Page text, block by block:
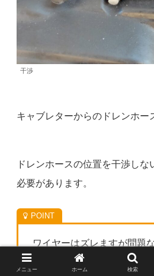
干渉
キャブレターからのドレンホー
ドレンホースの位置を干渉しな
必要があります。
ワイヤーはズレますが問題
がわかりました。
メニュー ホーム 検索